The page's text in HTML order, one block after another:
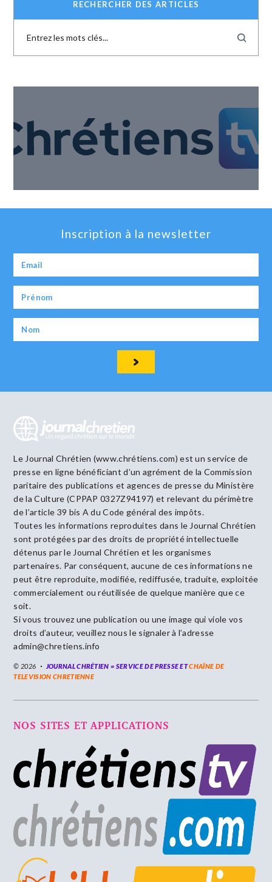
RECHERCHER DES ARTICLES
Inscription à la newsletter
Le Journal Chrétien (www.chrétiens.com) est un service de
presse en ligne bénéficiant d’un agrément de la Commission
paritaire des publications et agences de presse du Ministère
de la Culture (CPPAP 0327Z94197) et relevant du périmètre
de l’article 39 bis A du Code général des impôts.
Toutes les informations reproduites dans le Journal Chrétien
sont protégées par des droits de propriété intellectuelle
détenus par le Journal Chrétien et les organismes
partenaires. Par conséquent, aucune de ces informations ne
peut être reproduite, modifiée, rediffusée, traduite, exploitée
commercialement ou réutilisée de quelque manière que ce
soit.
Si vous trouvez une publication ou une image qui viole vos
droits d’auteur, veuillez nous le signaler à l’adresse
admin@chretiens.info
© 2026 JOURNAL CHRÉTIEN = SERVICE DE PRESSE ETCHAÎNE DE
TELEVISION CHRETIENNE
NOS SITES ET APPLICATIONS